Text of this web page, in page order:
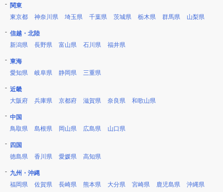
関東
東京都
神奈川県 埼玉県 千葉県 茨城県 栃木県 群馬県 山梨県
信越・北陸
新潟県
長野県 富山県 石川県 福井県
東海
愛知県
岐阜県 静岡県 三重県
近畿
大阪府
兵庫県 京都府 滋賀県 奈良県 和歌山県
中国
鳥取県
島根県 岡山県 広島県 山口県
四国
徳島県
香川県 愛媛県 高知県
九州・沖縄
福岡県
佐賀県 長崎県 熊本県 大分県 宮崎県 鹿児島県 沖縄県